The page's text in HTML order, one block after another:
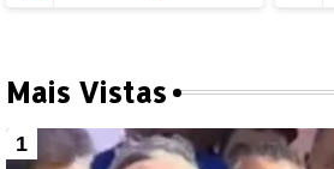
Mais Vistas